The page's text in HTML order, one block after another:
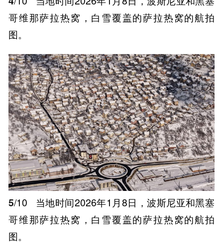
哥维那萨拉热窝，白雪覆盖的萨拉热窝的航拍
图。
5/10
当地时间2026年1月8日，波斯尼亚和黑塞
哥维那萨拉热窝，白雪覆盖的萨拉热窝的航拍
图。